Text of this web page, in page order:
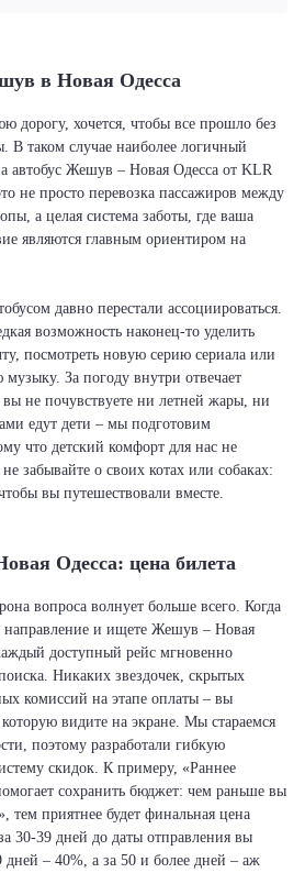
в Новая Одесса
дорогу, хочется, чтобы все прошло без
В таком случае наиболее логичный
автобус Жешув – Новая Одесса от KLR
не просто перевозка пассажиров между
а целая система заботы, где ваша
являются главным ориентиром на
давно перестали ассоциироваться.
возможность наконец-то уделить
посмотреть новую серию сериала или
музыку. За погоду внутри отвечает
вы не почувствуете ни летней жары, ни
едут дети – мы подготовим
что детский комфорт для нас не
забывайте о своих котах или собаках:
вы путешествовали вместе.
Одесса: цена билета
вопроса волнует больше всего. Когда
направление и ищете Жешув – Новая
доступный рейс мгновенно
поиска. Никаких звездочек, скрытых
комиссий на этапе оплаты – вы
видите на экране. Мы стараемся
поэтому разработали гибкую
скидок. К примеру, «Раннее
сохранить бюджет: чем раньше вы
тем приятнее будет финальная цена
30-39 дней до даты отправления вы
дней – 40%, а за 50 и более дней – аж